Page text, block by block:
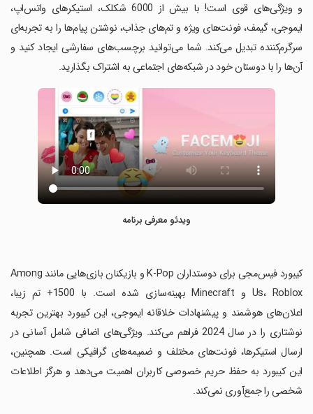
و ویژگی‌های قوی است! با بیش از 6000 شکلک، استیکرهای واتس‌اپ،
ایموجی، گیمف، فونت‌های ویژه و تم‌های جذاب، نوشتن پیام‌ها را به تجربه‌ای
سرگرم‌کننده تبدیل می‌کند. شما می‌توانید برچسب‌های سفارشی ایجاد کنید و
آن‌ها را با دوستان خود در شبکه‌های اجتماعی به اشتراک بگذارید.
ویدئو معرفی برنامه
‏کیبورد فیس‌مجی برای دوستداران K-Pop و بازیکنان بازی‌هایی مانند Among
Us، Roblox و Minecraft بهینه‌سازی شده است. با 1500+ تم زیبا،
اعلان‌های هوشمند و پیشنهادات خلاقانه ایموجی، این کیبورد بهترین تجربه
نوشتاری را در سال 2024 فراهم می‌کند. ویژگی‌های اضافی شامل آسانی در
ارسال استیکرها، فونت‌های مختلف و ضمیمه‌های گرافیکی است. همچنین،
این کیبورد به حفظ حریم خصوصی کاربران اهمیت می‌دهد و هرگز اطلاعات
شخصی را جمع‌آوری نمی‌کند.